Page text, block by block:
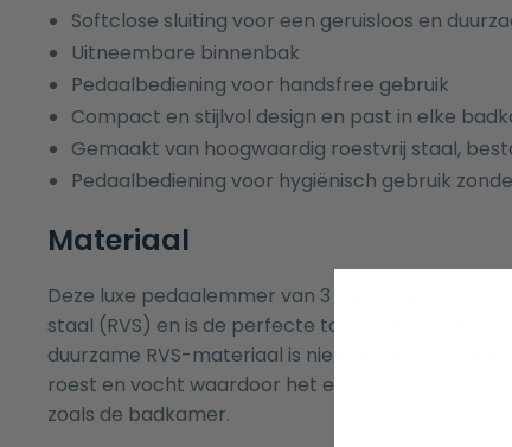
Softclose sluiting voor een geruisloos en
Uitneembare binnenbak
Pedaalbediening voor handsfree gebruik
Compact en stijlvol design en past in elke
Gemaakt van hoogwaardig roestvrij staal,
Pedaalbediening voor hygiënisch gebruik
Materiaal
Deze luxe pedaalemmer van 3 liter is gemaakt
staal (RVS) en is de perfecte toevoeging aan elke
duurzame RVS-materiaal is niet alleen stijlvol
roest en vocht waardoor het een ideale keuze is
zoals de badkamer.